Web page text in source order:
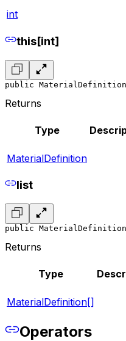
int
this[int]
public
Returns
Type
MaterialDefinition
list
public
Returns
Type
MaterialDefinition[]
Operators